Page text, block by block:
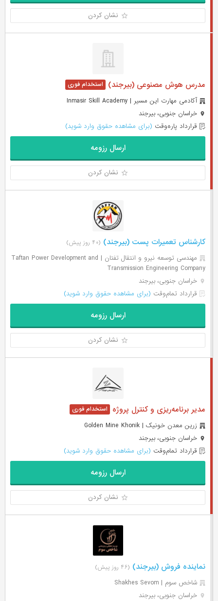
نشان کردن
مدرس هوش مصنوعی (بیرجند)
آکادمی مهارت این مسیر | Inmasir Skill Academy
خراسان جنوبی، بیرجند
قرارداد پاره‌وقت (برای مشاهده حقوق وارد شوید)
ارسال رزومه
نشان کردن
کارشناس تعمیرات پست (بیرجند) (۴۰ روز پیش)
مهندسی توسعه نیرو و انتقال تفتان | Taftan Power Development and
Transmission Engineering Company
خراسان جنوبی، بیرجند
قرارداد تمام‌وقت (برای مشاهده حقوق وارد شوید)
ارسال رزومه
نشان کردن
مدیر برنامه‌ریزی و کنترل پروژه
زرین معدن خونیک | Golden Mine Khonik
خراسان جنوبی، بیرجند
قرارداد تمام‌وقت (برای مشاهده حقوق وارد شوید)
ارسال رزومه
نشان کردن
نماینده فروش (بیرجند) (۴۶ روز پیش)
شاخص سوم | Shakhes Sevom
خراسان جنوبی، بیرجند